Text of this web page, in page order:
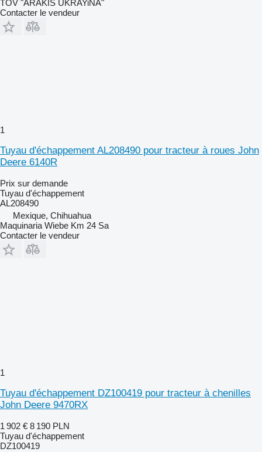
TOV "ARAKIS UKRAYiNA"
Contacter le vendeur
1
Tuyau d'échappement AL208490 pour tracteur à roues John
Deere 6140R
Prix sur demande
Tuyau d'échappement
AL208490
Mexique, Chihuahua
Maquinaria Wiebe Km 24 Sa
Contacter le vendeur
1
Tuyau d'échappement DZ100419 pour tracteur à chenilles
John Deere 9470RX
1 902 € 8 190 PLN
Tuyau d'échappement
DZ100419